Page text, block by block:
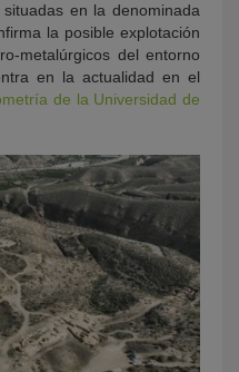
en la denominada
la posible explotación
metalúrgicos del entorno
en la actualidad en el
de la Universidad de